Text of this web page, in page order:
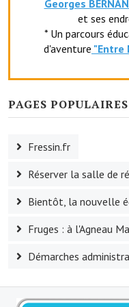
Le foyer rural
Le club de l'amitié
L'association Avotra-
La société de pêche
Georges
et ses
* Un parcours
d'aventure "Entre
PAGES POPULAIRES
Fressin.fr
Réserver la salle de
Bientôt, la nouvelle
Fruges : à l'Agneau
Démarches